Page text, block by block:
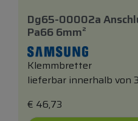
Dg65-00002a
Pa66 6mm²
Klemmbretter
lieferbar innerhalb von
€ 46,73